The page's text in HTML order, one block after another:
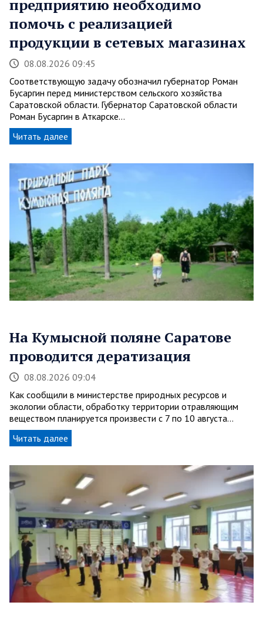
предприятию необходимо
помочь с реализацией
продукции в сетевых магазинах
08.08.2026 09:45
Соответствующую задачу обозначил губернатор Роман
Бусаргин перед министерством сельского хозяйства
Саратовской области. Губернатор Саратовской области
Роман Бусаргин в Аткарске…
Читать далее
На Кумысной поляне Саратове
проводится дератизация
08.08.2026 09:04
Как сообщили в министерстве природных ресурсов и
экологии области, обработку территории отравляющим
веществом планируется произвести с 7 по 10 августа…
Читать далее